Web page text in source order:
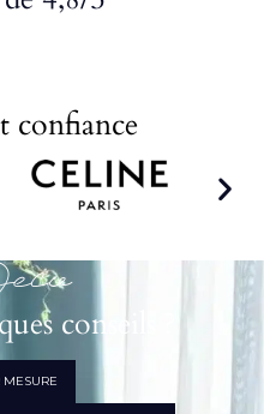
confiance
conseils ?
MESURE